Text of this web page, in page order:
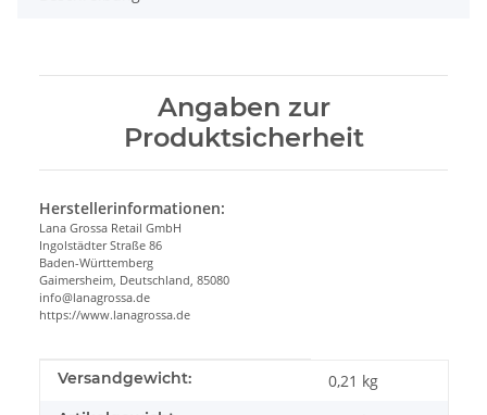
Angaben zur
Produktsicherheit
Herstellerinformationen:
Lana Grossa Retail GmbH
Ingolstädter Straße 86
Baden-Württemberg
Gaimersheim, Deutschland, 85080
info@lanagrossa.de
https://www.lanagrossa.de
Produkteigenschaft
Wert
Versandgewicht: 0,21 kg